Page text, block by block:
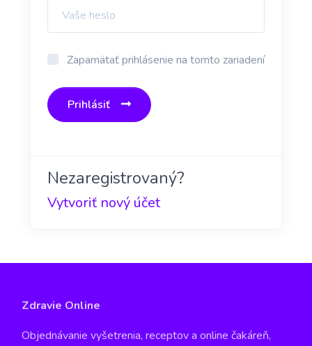
Zapamätať prihlásenie na tomto zariadení
Prihlásiť
Nezaregistrovaný?
Vytvoriť nový účet
Zdravie Online
Objednávanie vyšetrenia, receptov a online čakáreň,